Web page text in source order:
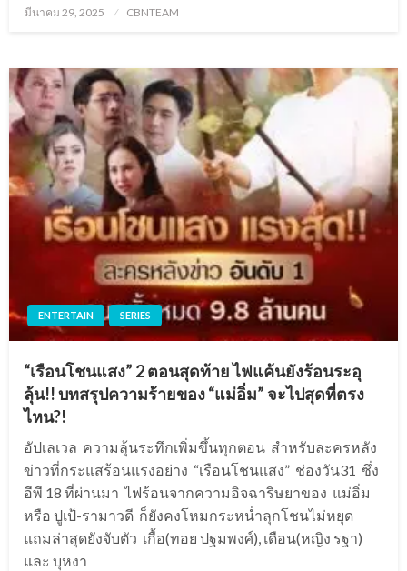
Posted
มีนาคม 29, 2025 CBNTEAM
ENTERTAIN SERIES
“เรือนโชนแสง” 2 ตอนสุดท้าย ไฟแค้นยังร้อนระอุ
ลุ้น!! บทสรุปความร้ายของ “แม่อิ่ม” จะไปสุดที่ตรง
ไหน?!
อัปเลเวล ความลุ้นระทึกเพิ่มขึ้นทุกตอน สำหรับละครหลัง
ข่าวที่กระแสร้อนแรงอย่าง “เรือนโชนแสง” ช่องวัน31 ซึ่ง
อีพี 18 ที่ผ่านมา ไฟร้อนจากความอิจฉาริษยาของ แม่อิ่ม
หรือ ปูเป้-รามาวดี ก็ยังคงโหมกระหน่ำลุกโชนไม่หยุด
แถมล่าสุดยังจับตัว เกื้อ(ทอย ปฐมพงศ์), เดือน(หญิง รฐา)
และ บุหงา